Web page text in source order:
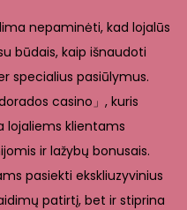
nepaminėti, kad lojalūs
būdais, kaip išnaudoti
specialius pasiūlymus.
casino」, kuris
lojaliems klientams
ir lažybų bonusais.
pasiekti ekskliuzyvinius
patirtį, bet ir stiprina